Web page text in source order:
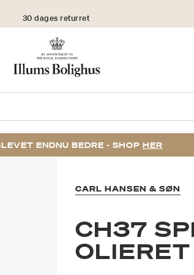
30 dages returret
ENDNU BEDRE - SHOP HER
CARL HANSEN & SØN
CH37